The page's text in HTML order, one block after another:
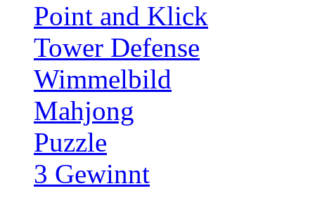
Point and Klick
Tower Defense
Wimmelbild
Mahjong
Puzzle
3 Gewinnt